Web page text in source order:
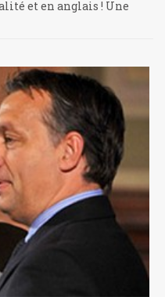
et en anglais ! Une